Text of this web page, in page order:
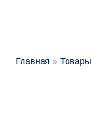
Главная Товары